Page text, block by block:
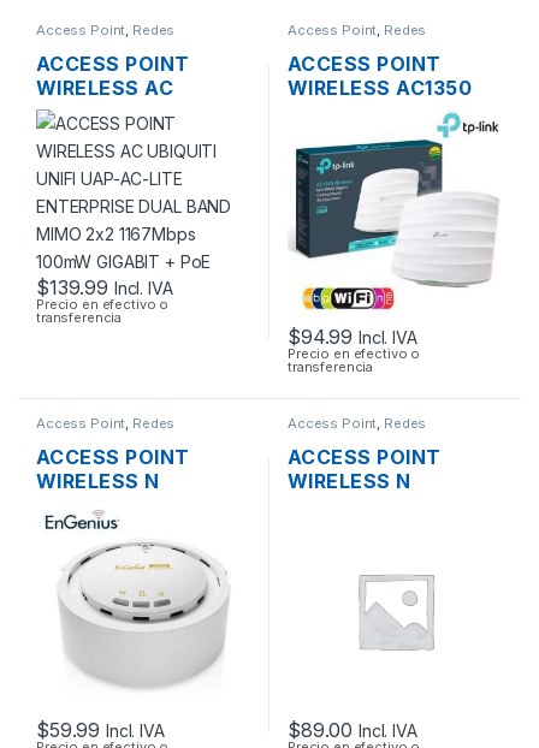
Access Point, Redes
ACCESS POINT
WIRELESS AC
UBIQUITI UNIFI UAP-
AC-LITE ENTERPRISE
DUAL BAND MIMO
2×2 1167MBPS
100MW GIGABIT +
POE
$139.99 Incl. IVA
Precio en efectivo o
transferencia
Access Point, Redes
ACCESS POINT
WIRELESS AC1350
TP-LINK EAP225
DUAL BAND
1350MBPS GIGABIT
SOPORTA POE
MONTAJE EN
TECHO
$94.99 Incl. IVA
Precio en efectivo o
transferencia
Access Point Redes
ACCESS POINT
WIRELESS N
ENGENIUS EAP300
2.4GHZ 300MBPS +
$59.99 Incl. IVA
Access Point Redes
ACCESS POINT
WIRELESS N
$89.00 Incl. IVA